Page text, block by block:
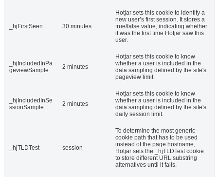
_hjFirstSeen 30 minutes
Hotjar sets this cookie to identify a
new user’s first session. It stores a
true/false value, indicating whether
it was the first time Hotjar saw this
user.
_hjIncludedInPa
geviewSample
2 minutes
Hotjar sets this cookie to know
whether a user is included in the
data sampling defined by the site's
pageview limit.
_hjIncludedInSe
ssionSample
2 minutes
Hotjar sets this cookie to know
whether a user is included in the
data sampling defined by the site's
daily session limit.
_hjTLDTest session
To determine the most generic
cookie path that has to be used
instead of the page hostname,
Hotjar sets the _hjTLDTest cookie
to store different URL substring
alternatives until it fails.